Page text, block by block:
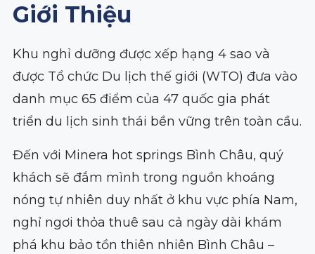
Giới Thiệu
Khu nghỉ dưỡng được xếp hạng 4 sao và
được Tổ chức Du lịch thế giới (WTO) đưa vào
danh mục 65 điểm của 47 quốc gia phát
triển du lịch sinh thái bền vững trên toàn cầu.
Đến với Minera hot springs Bình Châu, quý
khách sẽ đắm mình trong nguồn khoáng
nóng tự nhiên duy nhất ở khu vực phía Nam,
nghỉ ngơi thỏa thuê sau cả ngày dài khám
phá khu bảo tồn thiên nhiên Bình Châu –